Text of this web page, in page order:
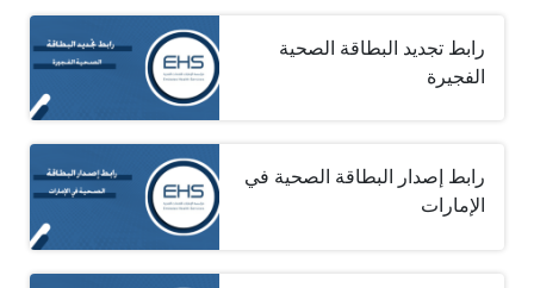
رابط تجديد البطاقة الصحية
الفجيرة
رابط إصدار البطاقة الصحية في
الإمارات